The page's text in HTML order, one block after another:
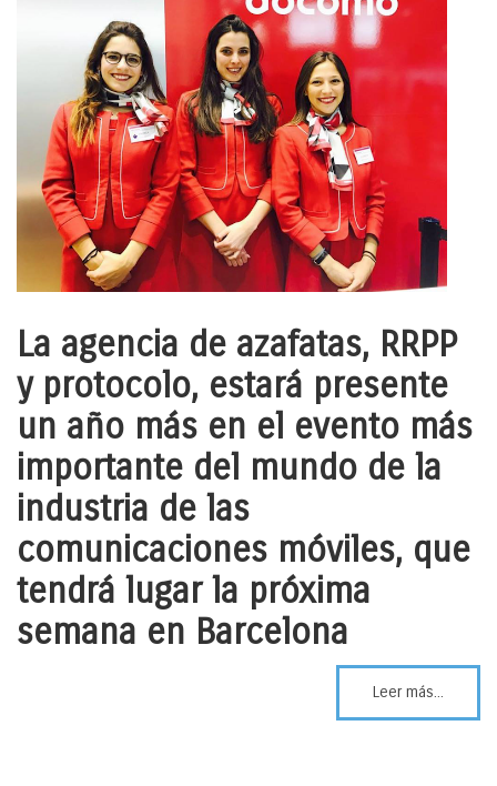
La agencia de azafatas, RRPP
y protocolo, estará presente
un año más en el evento más
importante del mundo de la
industria de las
comunicaciones móviles, que
tendrá lugar la próxima
semana en Barcelona
Leer más...